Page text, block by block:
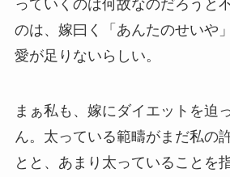
っていくのは何故なのだろうと
のは、嫁曰く「あんたのせいや
愛が足りないらしい。
まぁ私も、嫁にダイエットを迫
ん。太っている範疇がまだ私の
とと、あまり太っていることを